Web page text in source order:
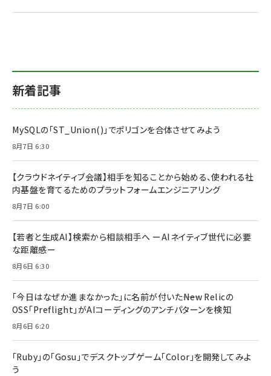
新着記事
MySQLの「ST_Union()」でポリゴンを合体させてみよう
8月7日 6:30
【クラウドネイティブ会議】相手を知ることから始める、使われる社
内基盤を育てるためのプラットフォームエンジニアリング
8月7日 6:00
【若者と生成AI】検索から相談相手へ ーAIネイティブ世代に必要
な距離感ー
8月6日 6:30
「今日はなぜか進まなかった」に名前が付いた――New Relicの
OSS「Preflight」がAIコーディングのアンチパターンを検知
8月6日 6:20
「Ruby」の「Gosu」でデスクトップゲーム「Color」を開発してみよ
う